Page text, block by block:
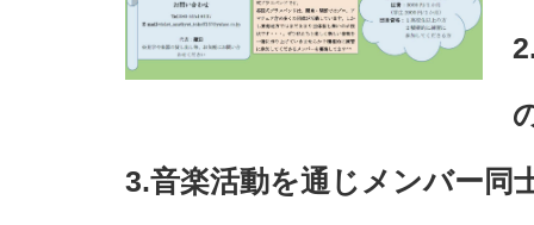
3.音楽活動を通じメンバー同